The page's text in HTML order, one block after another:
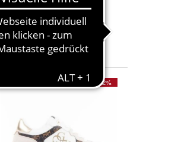
39,00 €
Kostenloser Versand
- 12%